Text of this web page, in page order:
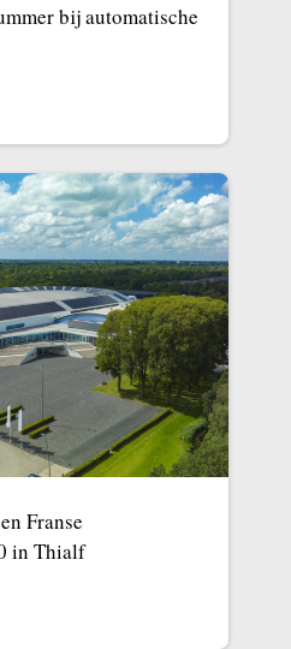
bij automatische
Franse
in Thialf